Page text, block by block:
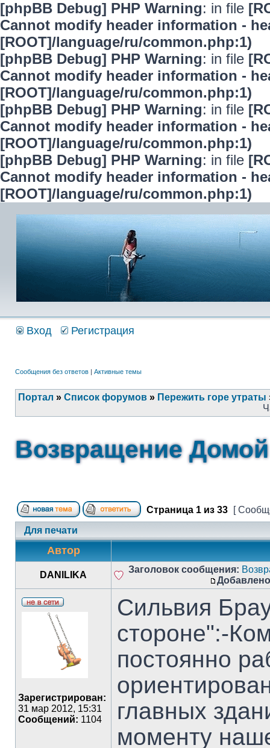
[phpBB Debug] PHP Warning: in file
Cannot modify header information -
[ROOT]/language/ru/common.php:1)
[phpBB Debug] PHP Warning: in file
Cannot modify header information -
[ROOT]/language/ru/common.php:1)
[phpBB Debug] PHP Warning: in file
Cannot modify header information -
[ROOT]/language/ru/common.php:1)
[phpBB Debug] PHP Warning: in file
Cannot modify header information -
[ROOT]/language/ru/common.php:1)
Вход Регистрация
Сообщения без ответов | Активные темы
Портал » Список форумов » Пережить горе утраты
Возвращение Домой
Страница 1 из 33
[
Для печати
Автор
DANILIKA
Заголовок сообщения:
Зарегистрирован:
31 мар 2012, 15:31
Сообщений: 1104
Сильвия
стороне":-
постоянно
главных
моменту